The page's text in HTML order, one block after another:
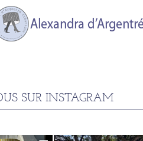
SUR INSTAGRAM